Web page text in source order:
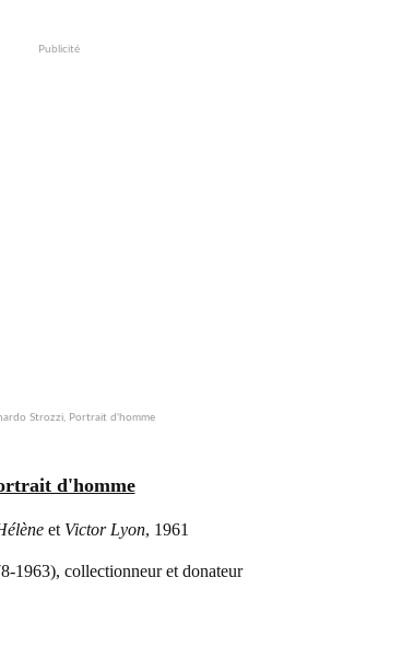
Publicité
d'homme
etVictor Lyon, 1961
1963), collectionneur et donateur